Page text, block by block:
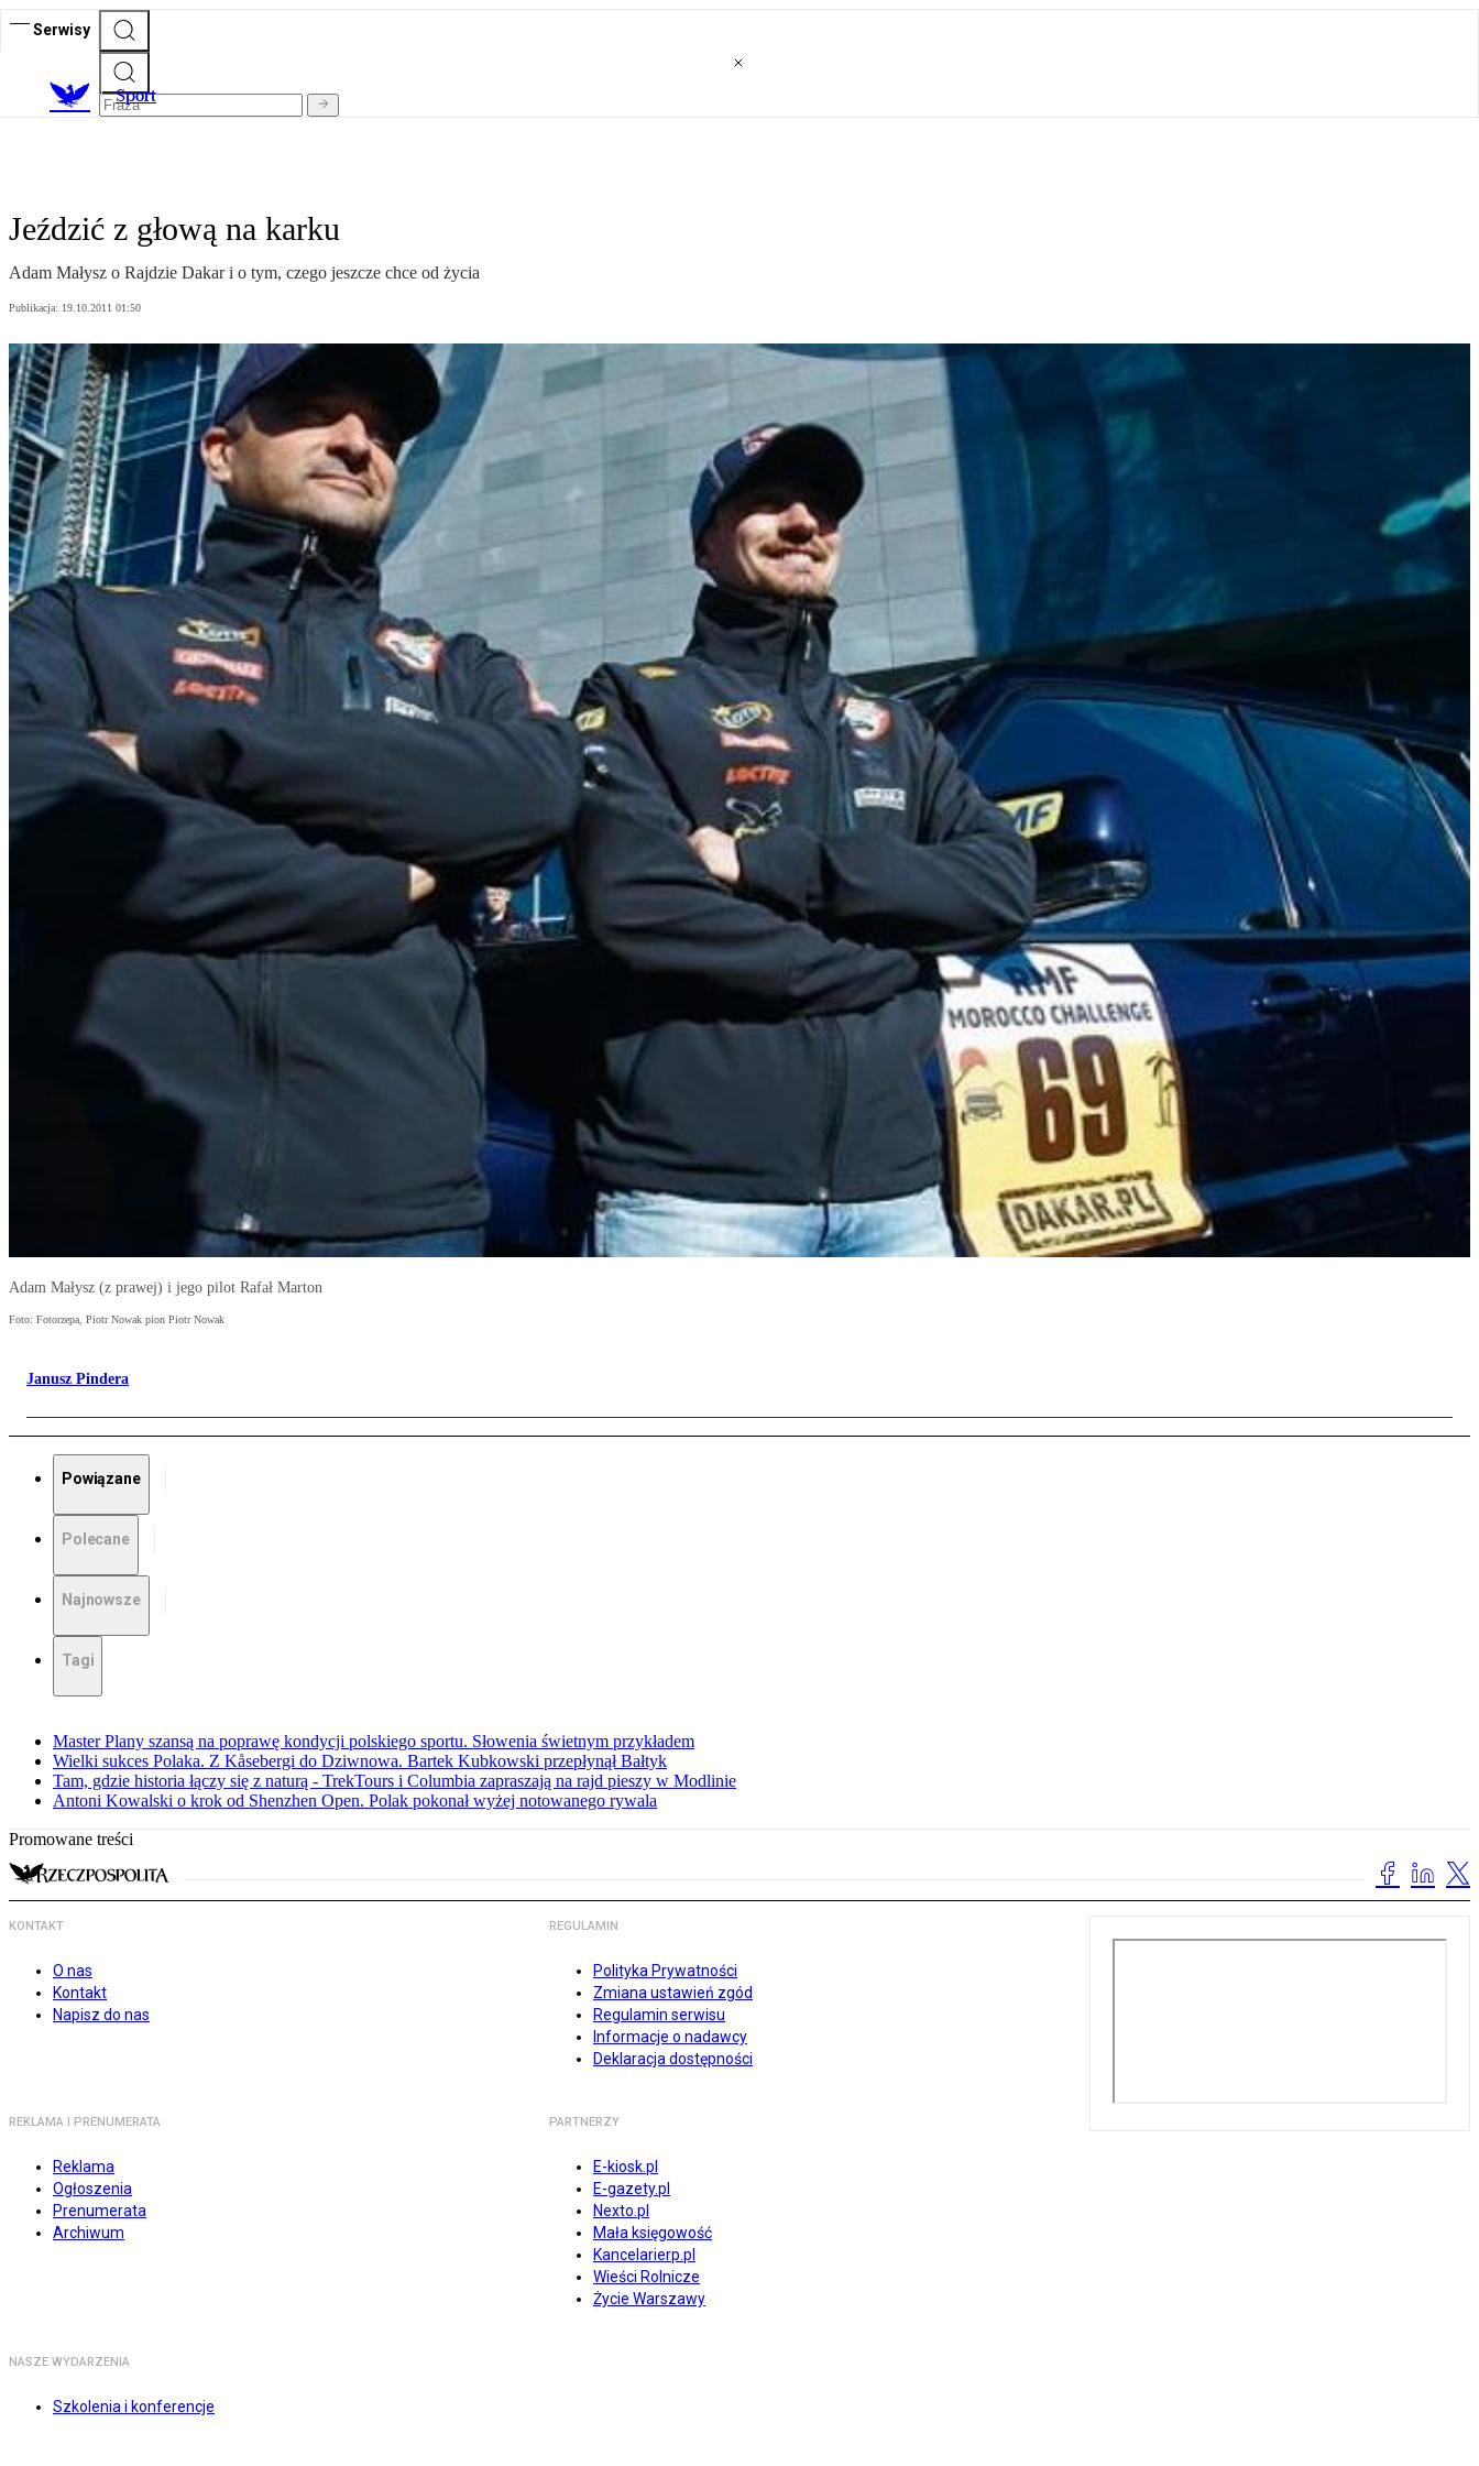
Serwisy
Sport
Jeździć z głową na karku
Adam Małysz o Rajdzie Dakar i o tym, czego jeszcze chce od życia
Publikacja: 19.10.2011 01:50
Adam Małysz (z prawej) i jego pilot Rafał Marton
Foto: Fotorzepa, Piotr Nowak pion Piotr Nowak
Janusz Pindera
Powiązane
Polecane
Najnowsze
Tagi
Master Plany szansą na poprawę kondycji polskiego sportu. Słowenia świetnym przykładem
Wielki sukces Polaka. Z Kåsebergi do Dziwnowa. Bartek Kubkowski przepłynął Bałtyk
Tam, gdzie historia łączy się z naturą - TrekTours i Columbia zapraszają na rajd pieszy w Modlinie
Antoni Kowalski o krok od Shenzhen Open. Polak pokonał wyżej notowanego rywala
Promowane treści
KONTAKT
O nas
Kontakt
Napisz do nas
REGULAMIN
Polityka Prywatności
Zmiana ustawień zgód
Regulamin serwisu
Informacje o nadawcy
Deklaracja dostępności
REKLAMA I PRENUMERATA
Reklama
Ogłoszenia
Prenumerata
Archiwum
PARTNERZY
E-kiosk.pl
E-gazety.pl
Nexto.pl
Mała księgowość
Kancelarierp.pl
Wieści Rolnicze
Życie Warszawy
NASZE WYDARZENIA
Szkolenia i konferencje